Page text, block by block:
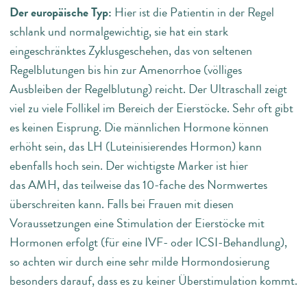
Der europäische Typ: Hier ist die Patientin in der Regel
schlank und normalgewichtig, sie hat ein stark
eingeschränktes Zyklusgeschehen, das von seltenen
Regelblutungen bis hin zur Amenorrhoe (völliges
Ausbleiben der Regelblutung) reicht. Der Ultraschall zeigt
viel zu viele Follikel im Bereich der Eierstöcke. Sehr oft gibt
es keinen Eisprung. Die männlichen Hormone können
erhöht sein, das LH (Luteinisierendes Hormon) kann
ebenfalls hoch sein. Der wichtigste Marker ist hier
das AMH, das teilweise das 10-fache des Normwertes
überschreiten kann. Falls bei Frauen mit diesen
Voraussetzungen eine Stimulation der Eierstöcke mit
Hormonen erfolgt (für eine IVF- oder ICSI-Behandlung),
so achten wir durch eine sehr milde Hormondosierung
besonders darauf, dass es zu keiner Überstimulation kommt.